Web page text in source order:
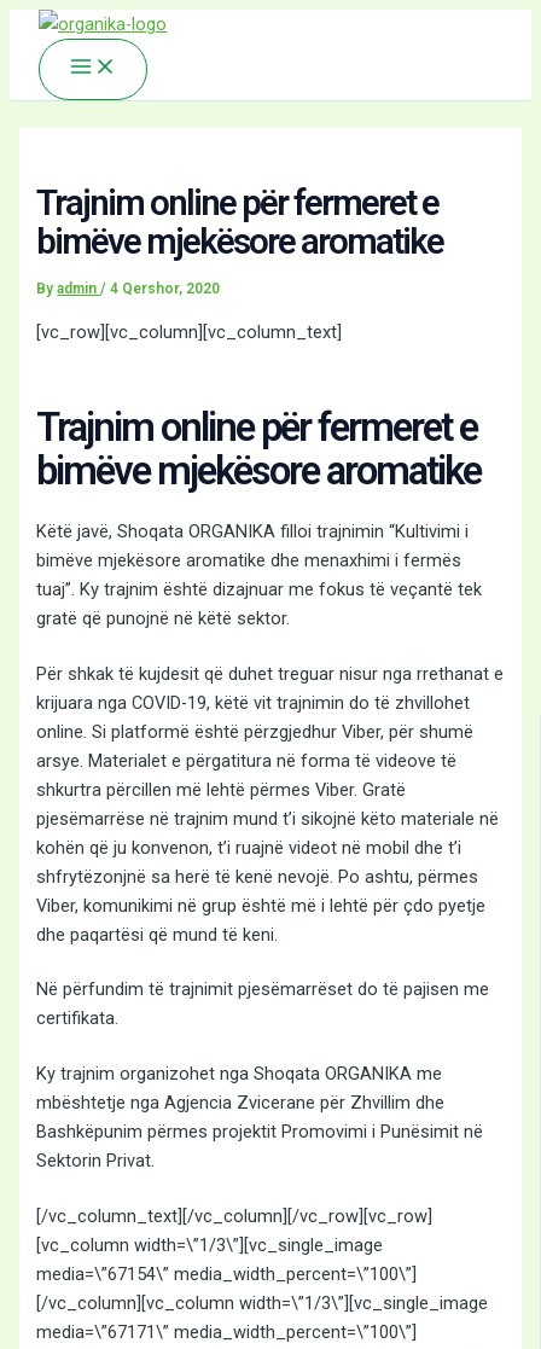
Skip
content
Main
Menu
Trajnim online për fermeret e
bimëve mjekësore aromatike
Byadmin/4 Qershor, 2020
[vc_row][vc_column][vc_column_text]
Trajnim online për fermeret e
bimëve mjekësore aromatike
Këtë javë, Shoqata ORGANIKA filloi trajnimin “Kultivimi i
bimëve mjekësore aromatike dhe menaxhimi i fermës
tuaj”. Ky trajnim është dizajnuar me fokus të veçantë tek
gratë që punojnë në këtë sektor.
Për shkak të kujdesit që duhet treguar nisur nga rrethanat e
krijuara nga COVID-19, këtë vit trajnimin do të zhvillohet
online. Si platformë është përzgjedhur Viber, për shumë
arsye. Materialet e përgatitura në forma të videove të
shkurtra përcillen më lehtë përmes Viber. Gratë
pjesëmarrëse në trajnim mund t’i sikojnë këto materiale në
kohën që ju konvenon, t’i ruajnë videot në mobil dhe t’i
shfrytëzonjnë sa herë të kenë nevojë. Po ashtu, përmes
Viber, komunikimi në grup është më i lehtë për çdo pyetje
dhe paqartësi që mund të keni.
Në përfundim të trajnimit pjesëmarrëset do të pajisen me
certifikata.
Ky trajnim organizohet nga Shoqata ORGANIKA me
mbështetje nga Agjencia Zvicerane për Zhvillim dhe
Bashkëpunim përmes projektit Promovimi i Punësimit në
Sektorin Privat.
[/vc_column_text][/vc_column][/vc_row][vc_row]
[vc_column width=\”1/3\”][vc_single_image
media=\”67154\” media_width_percent=\”100\”]
[/vc_column][vc_column width=\”1/3\”][vc_single_image
media=\”67171\” media_width_percent=\”100\”]